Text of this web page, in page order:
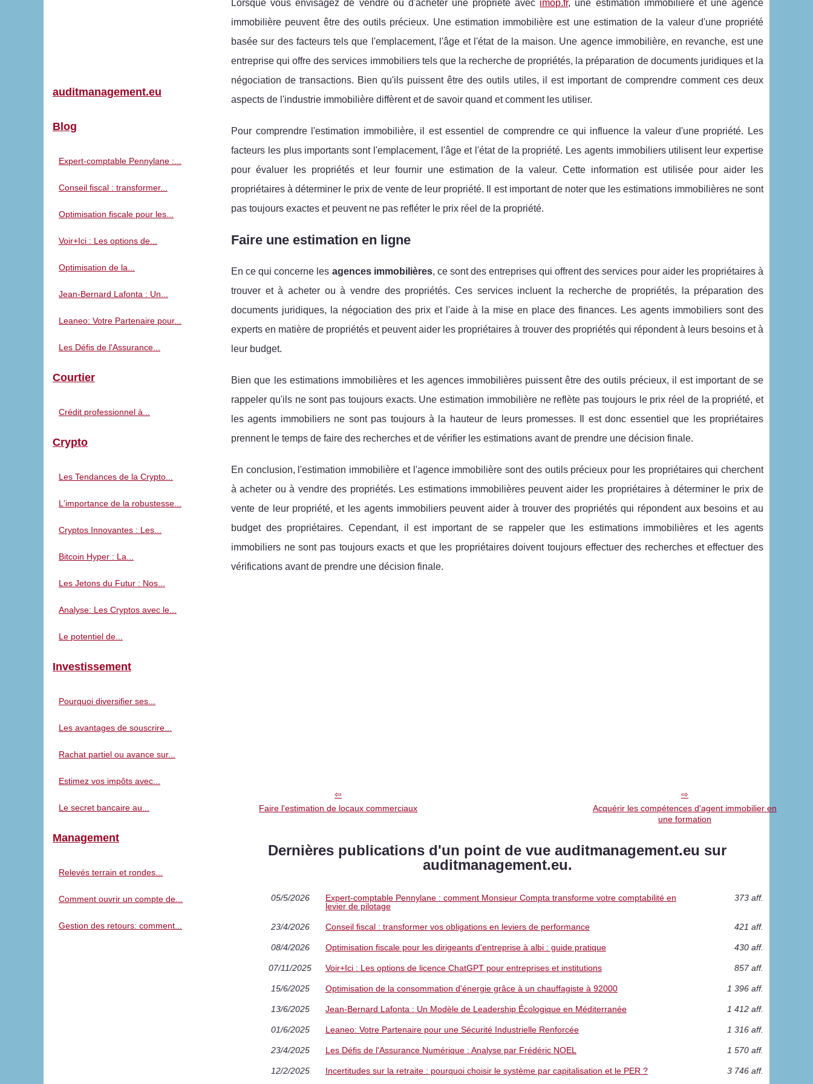
Lorsque vous envisagez de vendre ou d'acheter une propriété avec imop.fr, une estimation immobilière et une agence
immobilière peuvent être des outils précieux. Une estimation immobilière est une estimation de la valeur d'une propriété
basée sur des facteurs tels que l'emplacement, l'âge et l'état de la maison. Une agence immobilière, en revanche, est une
entreprise qui offre des services immobiliers tels que la recherche de propriétés, la préparation de documents juridiques et la
négociation de transactions. Bien qu'ils puissent être des outils utiles, il est important de comprendre comment ces deux
aspects de l'industrie immobilière diffèrent et de savoir quand et comment les utiliser.
Pour comprendre l'estimation immobilière, il est essentiel de comprendre ce qui influence la valeur d'une propriété. Les
facteurs les plus importants sont l'emplacement, l'âge et l'état de la propriété. Les agents immobiliers utilisent leur expertise
pour évaluer les propriétés et leur fournir une estimation de la valeur. Cette information est utilisée pour aider les
propriétaires à déterminer le prix de vente de leur propriété. Il est important de noter que les estimations immobilières ne sont
pas toujours exactes et peuvent ne pas refléter le prix réel de la propriété.
Faire une estimation en ligne
En ce qui concerne les agences immobilières, ce sont des entreprises qui offrent des services pour aider les propriétaires à
trouver et à acheter ou à vendre des propriétés. Ces services incluent la recherche de propriétés, la préparation des
documents juridiques, la négociation des prix et l'aide à la mise en place des finances. Les agents immobiliers sont des
experts en matière de propriétés et peuvent aider les propriétaires à trouver des propriétés qui répondent à leurs besoins et à
leur budget.
Bien que les estimations immobilières et les agences immobilières puissent être des outils précieux, il est important de se
rappeler qu'ils ne sont pas toujours exacts. Une estimation immobilière ne reflète pas toujours le prix réel de la propriété, et
les agents immobiliers ne sont pas toujours à la hauteur de leurs promesses. Il est donc essentiel que les propriétaires
prennent le temps de faire des recherches et de vérifier les estimations avant de prendre une décision finale.
En conclusion, l'estimation immobilière et l'agence immobilière sont des outils précieux pour les propriétaires qui cherchent
à acheter ou à vendre des propriétés. Les estimations immobilières peuvent aider les propriétaires à déterminer le prix de
vente de leur propriété, et les agents immobiliers peuvent aider à trouver des propriétés qui répondent aux besoins et au
budget des propriétaires. Cependant, il est important de se rappeler que les estimations immobilières et les agents
immobiliers ne sont pas toujours exacts et que les propriétaires doivent toujours effectuer des recherches et effectuer des
vérifications avant de prendre une décision finale.
Faire l'estimation de locaux commerciaux
Acquérir les compétences d'agent immobilier en
une formation
Dernières publications d'un point de vue auditmanagement.eu sur
auditmanagement.eu.
05/5/2026
Expert-comptable Pennylane : comment Monsieur Compta transforme votre comptabilité en
levier de pilotage
373 aff.
23/4/2026 Conseil fiscal : transformer vos obligations en leviers de performance 421 aff.
08/4/2026 Optimisation fiscale pour les dirigeants d'entreprise à albi : guide pratique 430 aff.
07/11/2025 Voir+Ici : Les options de licence ChatGPT pour entreprises et institutions 857 aff.
15/6/2025 Optimisation de la consommation d'énergie grâce à un chauffagiste à 92000 1 396 aff.
13/6/2025 Jean-Bernard Lafonta : Un Modèle de Leadership Écologique en Méditerranée 1 412 aff.
01/6/2025 Leaneo: Votre Partenaire pour une Sécurité Industrielle Renforcée 1 316 aff.
23/4/2025 Les Défis de l'Assurance Numérique : Analyse par Frédéric NOEL 1 570 aff.
12/2/2025 Incertitudes sur la retraite : pourquoi choisir le système par capitalisation et le PER ? 3 746 aff.
auditmanagement.eu
Blog
Expert-comptable Pennylane :...
Conseil fiscal : transformer...
Optimisation fiscale pour les...
Voir+Ici : Les options de...
Optimisation de la...
Jean-Bernard Lafonta : Un...
Leaneo: Votre Partenaire pour...
Les Défis de l'Assurance...
Courtier
Crédit professionnel à...
Crypto
Les Tendances de la Crypto...
L'importance de la robustesse...
Cryptos Innovantes : Les...
Bitcoin Hyper : La...
Les Jetons du Futur : Nos...
Analyse: Les Cryptos avec le...
Le potentiel de...
Investissement
Pourquoi diversifier ses...
Les avantages de souscrire...
Rachat partiel ou avance sur...
Estimez vos impôts avec...
Le secret bancaire au...
Management
Relevés terrain et rondes...
Comment ouvrir un compte de...
Gestion des retours: comment...